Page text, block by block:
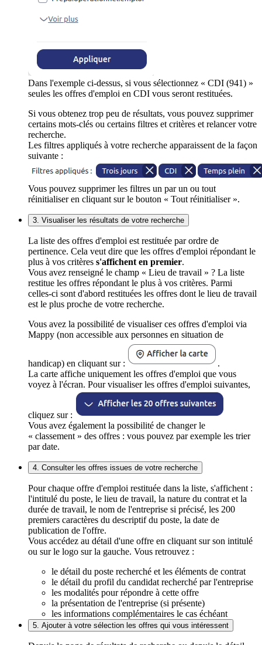
Dans l'exemple ci-dessus, si vous sélectionnez « CDI (941) »
seules les offres d'emploi en CDI vous seront restituées.
Si vous obtenez trop peu de résultats, vous pouvez supprimer
certains mots-clés ou certains filtres et critères et relancer votre
recherche.
Les filtres appliqués à votre recherche apparaissent de la façon
suivante :
Vous pouvez supprimer les filtres un par un ou tout
réinitialiser en cliquant sur le bouton « Tout réinitialiser ».
3. Visualiser les résultats de votre recherche
La liste des offres d'emploi est restituée par ordre de
pertinence. Cela veut dire que les offres d'emploi répondant le
plus à vos critères s'affichent en premier.
Vous avez renseigné le champ « Lieu de travail » ? La liste
restitue les offres répondant le plus à vos critères. Parmi
celles-ci sont d'abord restituées les offres dont le lieu de travail
est le plus proche de votre recherche.
Vous avez la possibilité de visualiser ces offres d'emploi via
Mappy (non accessible aux personnes en situation de
handicap) en cliquant sur :
.
La carte affiche uniquement les offres d'emploi que vous
voyez à l'écran. Pour visualiser les offres d'emploi suivantes,
cliquez sur :
Vous avez également la possibilité de changer le
« classement » des offres : vous pouvez par exemple les trier
par date.
4. Consulter les offres issues de votre recherche
Pour chaque offre d'emploi restituée dans la liste, s'affichent :
l'intitulé du poste, le lieu de travail, la nature du contrat et la
durée de travail, le nom de l'entreprise si précisé, les 200
premiers caractères du descriptif du poste, la date de
publication de l'offre.
Vous accédez au détail d'une offre en cliquant sur son intitulé
ou sur le logo sur la gauche. Vous retrouvez :
le détail du poste recherché et les éléments de contrat
le détail du profil du candidat recherché par l'entreprise
les modalités pour répondre à cette offre
la présentation de l'entreprise (si présente)
les informations complémentaires le cas échéant
5. Ajouter à votre sélection les offres qui vous intéressent